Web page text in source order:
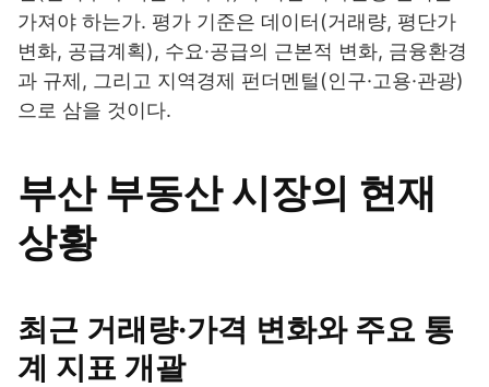
가져야 하는가. 평가 기준은 데이터(거래량, 평단가
변화, 공급계획), 수요·공급의 근본적 변화, 금융환경
과 규제, 그리고 지역경제 펀더멘털(인구·고용·관광)
으로 삼을 것이다.
부산 부동산 시장의 현재
상황
최근 거래량·가격 변화와 주요 통
계 지표 개괄